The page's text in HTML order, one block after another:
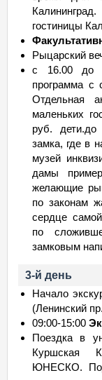
гостиницы
Рыцарский
с 16.00 до
программа
Отдельная
маленьких
руб.
замка, где в
музей
дамы
желающие
по законам
сердце
по
замковым
3-й день
Начало
(Ленинский
09:00-15:00
Поездка в
Куршская
ЮНЕСКО.